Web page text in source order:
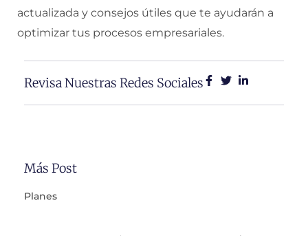
actualizada y consejos útiles que te ayudarán a
optimizar tus procesos empresariales.
Revisa Nuestras Redes Sociales
Más Post
Planes